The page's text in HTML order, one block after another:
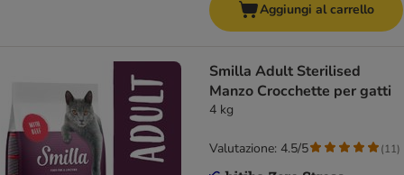
Aggiungi al carrello
Smilla Adult Sterilised
Manzo Crocchette per gatti
4 kg
Valutazione: 4.5/5 (11)